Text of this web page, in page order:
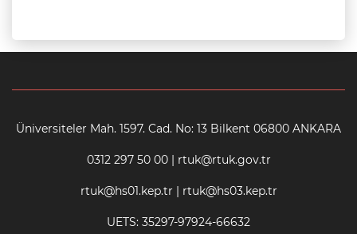
Üniversiteler Mah. 1597. Cad. No: 13 Bilkent 06800 ANKARA
0312 297 50 00 | rtuk@rtuk.gov.tr
rtuk@hs01.kep.tr | rtuk@hs03.kep.tr
UETS: 35297-97924-66632